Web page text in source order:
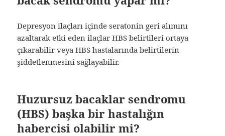
Depresyon ilaçları içinde seratonin geri alımını
azaltarak etki eden ilaçlar HBS belirtileri ortaya
çıkarabilir veya HBS hastalarında belirtilerin
şiddetlenmesini sağlayabilir.
Huzursuz bacaklar sendromu
(HBS) başka bir hastalığın
habercisi olabilir mi?